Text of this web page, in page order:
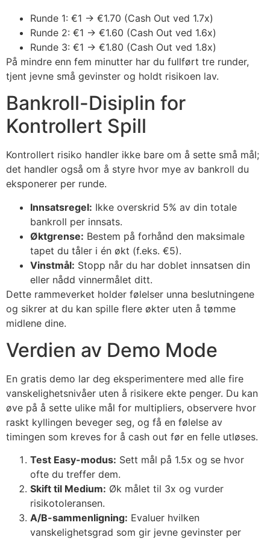
Runde 1: €1 → €1.70 (Cash Out ved 1.7x)
Runde 2: €1 → €1.60 (Cash Out ved 1.6x)
Runde 3: €1 → €1.80 (Cash Out ved 1.8x)
På mindre enn fem minutter har du fullført tre runder,
tjent jevne små gevinster og holdt risikoen lav.
Bankroll-Disiplin for
Kontrollert Spill
Kontrollert risiko handler ikke bare om å sette små mål;
det handler også om å styre hvor mye av bankroll du
eksponerer per runde.
Innsatsregel: Ikke overskrid 5% av din totale
bankroll per innsats.
Øktgrense: Bestem på forhånd den maksimale
tapet du tåler i én økt (f.eks. €5).
Vinstmål: Stopp når du har doblet innsatsen din
eller nådd vinnermålet ditt.
Dette rammeverket holder følelser unna beslutningene
og sikrer at du kan spille flere økter uten å tømme
midlene dine.
Verdien av Demo Mode
En gratis demo lar deg eksperimentere med alle fire
vanskelighetsnivåer uten å risikere ekte penger. Du kan
øve på å sette ulike mål for multipliers, observere hvor
raskt kyllingen beveger seg, og få en følelse av
timingen som kreves for å cash out før en felle utløses.
Test Easy-modus: Sett mål på 1.5x og se hvor
ofte du treffer dem.
Skift til Medium: Øk målet til 3x og vurder
risikotoleransen.
A/B-sammenligning: Evaluer hvilken
vanskelighetsgrad som gir jevne gevinster per